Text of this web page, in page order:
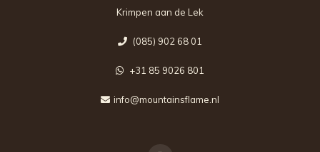
Krimpen aan de Lek
(085) 902 68 01
+31 85 9026 801
info@mountainsflame.nl